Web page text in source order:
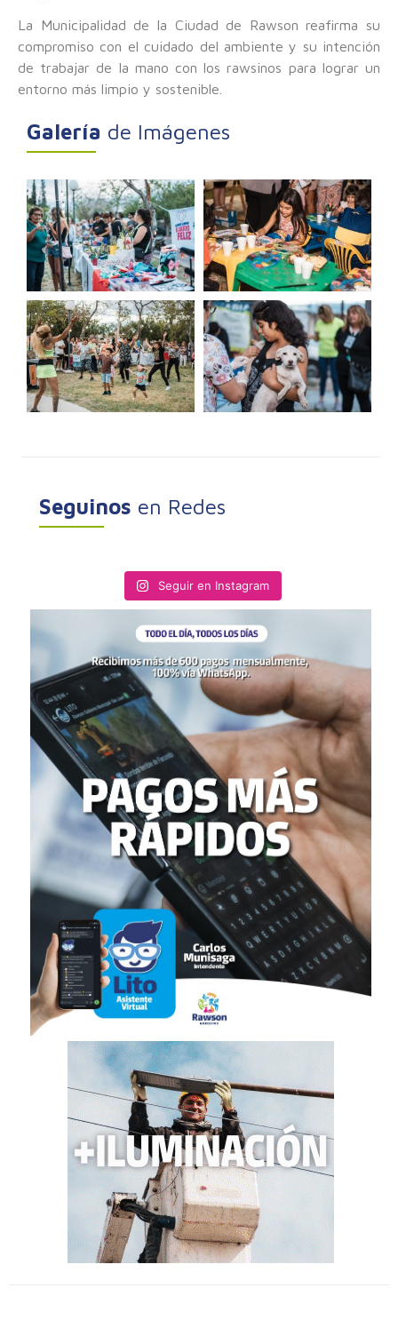
La Municipalidad de la Ciudad de Rawson reafirma su
compromiso con el cuidado del ambiente y su intención
de trabajar de la mano con los rawsinos para lograr un
entorno más limpio y sostenible.
Galería de Imágenes
Seguinos en Redes
Seguir en Instagram